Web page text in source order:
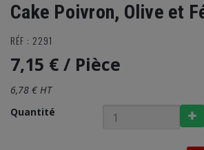
Cake Poivron, Olive et
RÉF : 2291
7,15 € / Pièce
6,78 € HT
Quantité